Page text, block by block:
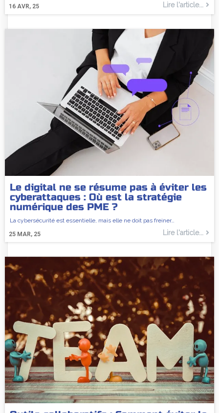
16 AVR, 25 Lire l'article...
Le digital ne se résume pas à éviter les
cyberattaques : Où est la stratégie
numérique des PME ?
25 MAR, 25
La cybersécurité est essentielle, mais elle ne doit pas freiner…
Lire l'article...